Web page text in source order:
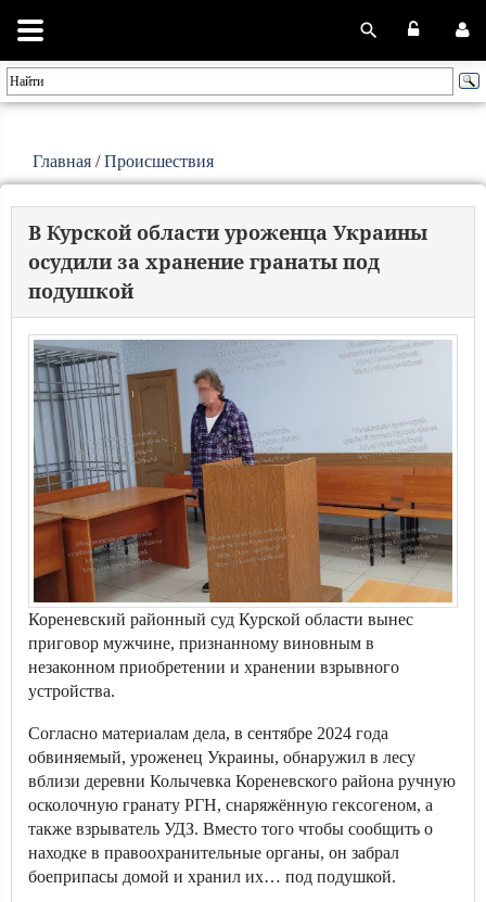
Главная /Происшествия
В Курской области уроженца Украины
осудили за хранение гранаты под
подушкой
Кореневский районный суд Курской области вынес
приговор мужчине, признанному виновным в
незаконном приобретении и хранении взрывного
устройства.
Согласно материалам дела, в сентябре 2024 года
обвиняемый, уроженец Украины, обнаружил в лесу
вблизи деревни Колычевка Кореневского района ручную
осколочную гранату РГН, снаряжённую гексогеном, а
также взрыватель УДЗ. Вместо того чтобы сообщить о
находке в правоохранительные органы, он забрал
боеприпасы домой и хранил их… под подушкой.